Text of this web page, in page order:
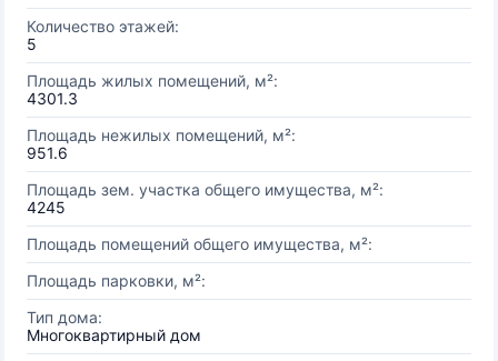
Количество этажей:
5
Площадь жилых помещений, м²:
4301.3
Площадь нежилых помещений, м²:
951.6
Площадь зем. участка общего имущества, м²:
4245
Площадь помещений общего имущества, м²:
Площадь парковки, м²:
Тип дома:
Многоквартирный дом